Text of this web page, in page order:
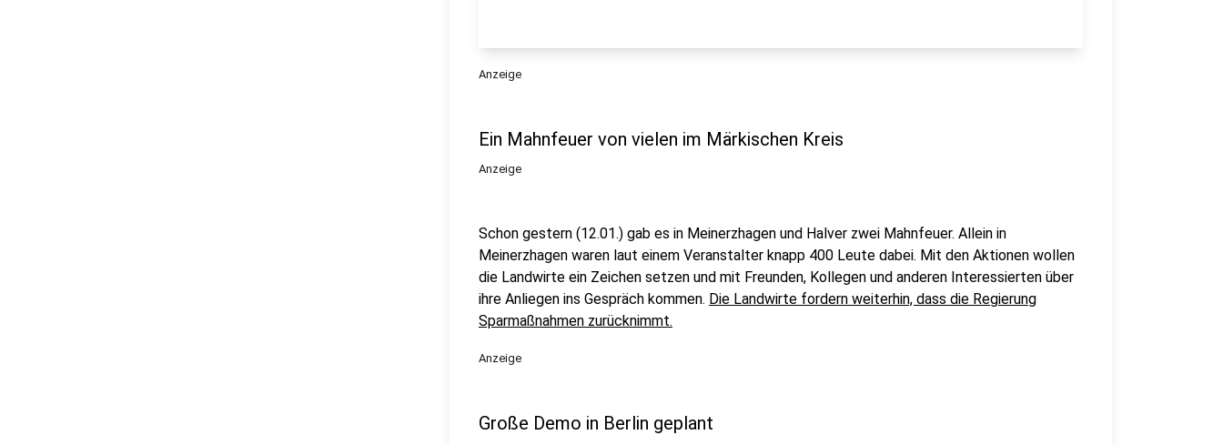
Anzeige
Ein Mahnfeuer von vielen im Märkischen Kreis
Anzeige
Schon gestern (12.01.) gab es in Meinerzhagen und Halver zwei Mahnfeuer. Allein in
Meinerzhagen waren laut einem Veranstalter knapp 400 Leute dabei. Mit den Aktionen wollen
die Landwirte ein Zeichen setzen und mit Freunden, Kollegen und anderen Interessierten über
ihre Anliegen ins Gespräch kommen. Die Landwirte fordern weiterhin, dass die Regierung
Sparmaßnahmen zurücknimmt.
Anzeige
Große Demo in Berlin geplant